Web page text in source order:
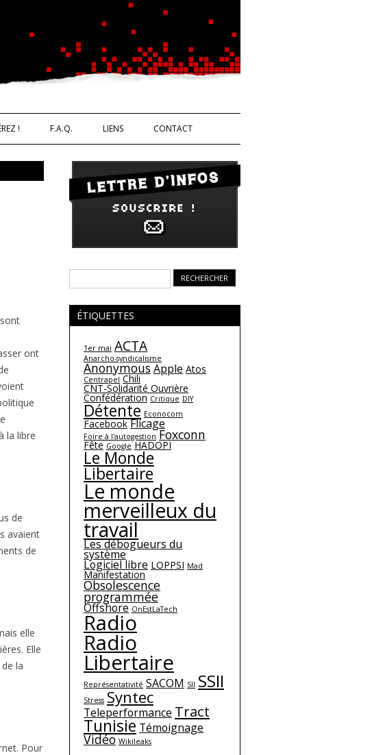
Ouvrière
! F.A.Q. LIENS CONTACT
ont
la libre
de
avaient
de
elle
Elle
la
Pour
ÉTIQUETTES
1er mai ACTA
Anarcho-syndicalisme
AnonymousApple Atos
Centrapel Chili
CNT-Solidarité Ouvrière
Confédération Critique DIY
Détente Econocom
Facebook Flicage
Foire à l'autogestion Foxconn
Fête Google HADOPI
Le Monde
Libertaire
Le monde
merveilleux du
travail
Les débogueurs du
système
Logiciel libre LOPPSI Mad
Manifestation
Obsolescence
programmée
Offshore OnEstLaTech
Radio
Radio
Libertaire
Représentativité SACOM SII SSII
Stress Syntec
Teleperformance Tract
Tunisie Témoignage
Vidéo Wikileaks